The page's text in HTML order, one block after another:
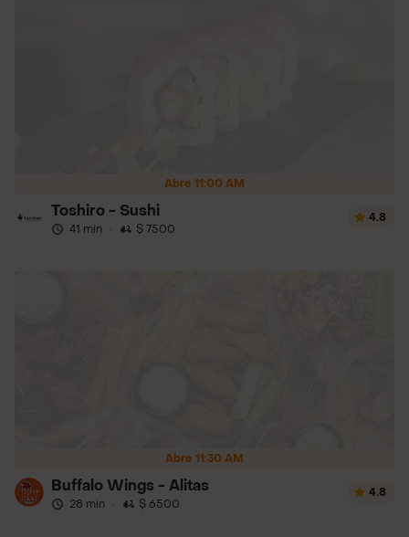
Abre 11:00 AM
Toshiro - Sushi
41 min · $ 7500
4.8
Abre 11:30 AM
Buffalo Wings - Alitas
28 min · $ 6500
4.8